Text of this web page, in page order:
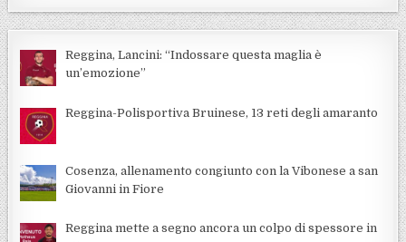
Reggina, Lancini: “Indossare questa maglia è
un’emozione”
Reggina-Polisportiva Bruinese, 13 reti degli amaranto
Cosenza, allenamento congiunto con la Vibonese a san
Giovanni in Fiore
Reggina mette a segno ancora un colpo di spessore in